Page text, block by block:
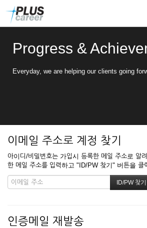
Progress &
Everyday, we are helping our clients going
이메일 주소로 계정 찾기
아이디/비밀번호는 가입시 등록한 메일 주소로 알
한 메일 주소를 입력하고 "ID/PW 찾기" 버튼을 클
인증메일 재발송